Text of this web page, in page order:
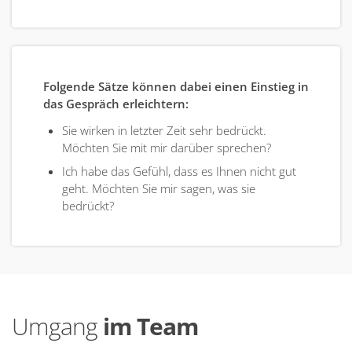
Folgende Sätze können dabei einen Einstieg in
das Gespräch erleichtern:
Sie wirken in letzter Zeit sehr bedrückt.
Möchten Sie mit mir darüber sprechen?
Ich habe das Gefühl, dass es Ihnen nicht gut
geht. Möchten Sie mir sagen, was sie
bedrückt?
Umgang im Team